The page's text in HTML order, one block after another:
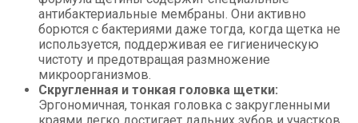
антибактериальные мембраны. Они активно
борются с бактериями даже тогда, когда щетка не
используется, поддерживая ее гигиеническую
чистоту и предотвращая размножение
микроорганизмов.
Скругленная и тонкая головка щетки:
Эргономичная, тонкая головка с закругленными